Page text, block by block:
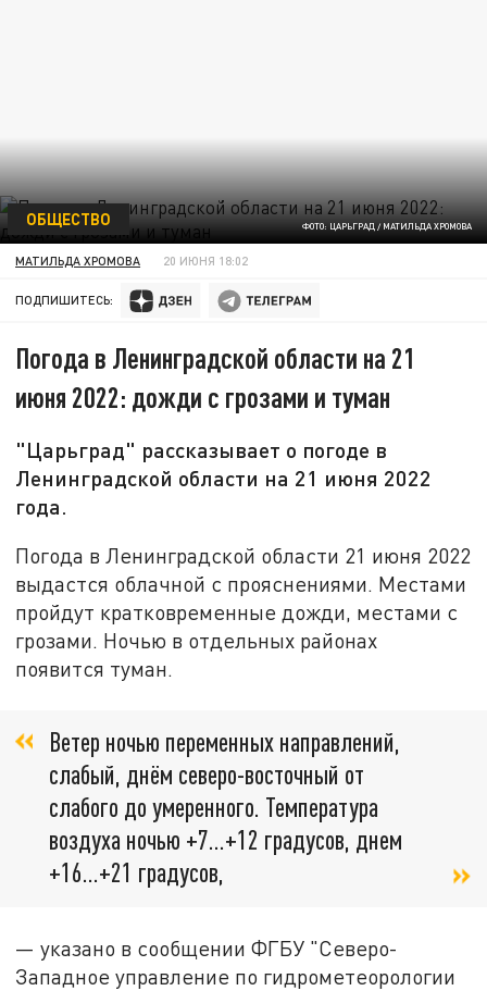
ФОТО: ЦАРЬГРАД / МАТИЛЬДА ХРОМОВА
ОБЩЕСТВО
МАТИЛЬДА ХРОМОВА 20 ИЮНЯ 18:02
ПОДПИШИТЕСЬ:
Погода в Ленинградской области на 21
июня 2022: дожди с грозами и туман
"Царьград" рассказывает о погоде в
Ленинградской области на 21 июня 2022
года.
Погода в Ленинградской области 21 июня 2022
выдастся облачной с прояснениями. Местами
пройдут кратковременные дожди, местами с
грозами. Ночью в отдельных районах
появится туман.
Ветер ночью переменных направлений,
слабый, днём северо-восточный от
слабого до умеренного. Температура
воздуха ночью +7...+12 градусов, днем
+16...+21 градусов,
— указано в сообщении ФГБУ "Северо-
Западное управление по гидрометеорологии